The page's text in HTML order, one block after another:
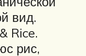
вид.
Rice.
рис,